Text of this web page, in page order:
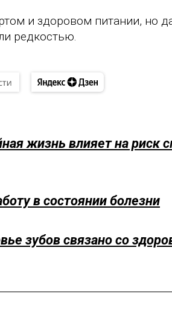
и здоровом питании, но
редкостью.
жизнь влияет на риск
в состоянии болезни
зубов связано со